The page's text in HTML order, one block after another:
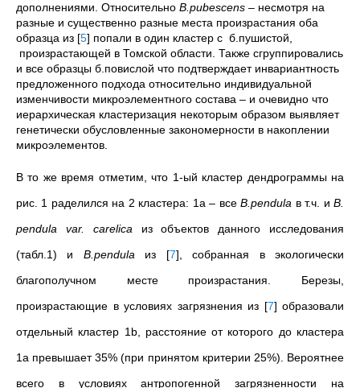
дополнениями. Относительно B.pubescens – несмотря на
разные и существенно разные места произрастания оба
образца из [5] попали в один кластер с б.пушистой,
произрастающей в Томской области. Также сгруппировались
и все образцы б.повислой что подтверждает инвариантность
предложенного подхода относительно индивидуальной
изменчивости микроэлементного состава – и очевидно что
иерархическая кластеризация некоторым образом выявляет
генетически обусловленные закономерности в накоплении
микроэлементов.
В то же время отметим, что 1-ый кластер дендрограммы на
рис. 1 раделился на 2 кластера: 1а – всеB.pendula в т.ч. иB.
pendula var. carelicaиз объектов данного исследования
(табл.1) и B.pendulaиз [7], собранная в экологически
благополучном месте произрастания. Березы,
произрастающие в условиях загрязнения из [7] образовали
отдельный кластер 1b, расстояние от которого до кластера
1а превышает 35% (при принятом критерии 25%). Вероятнее
всего в условиях антропогенной загрязненности на